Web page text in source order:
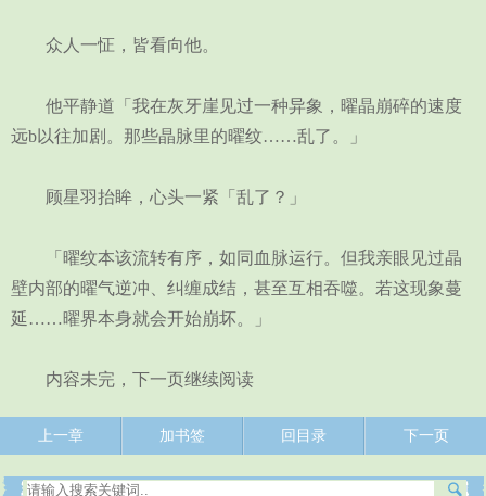
众人一怔，皆看向他。
他平静道「我在灰牙崖见过一种异象，曜晶崩碎的速度
远b以往加剧。那些晶脉里的曜纹……乱了。」
顾星羽抬眸，心头一紧「乱了？」
「曜纹本该流转有序，如同血脉运行。但我亲眼见过晶
壁内部的曜气逆冲、纠缠成结，甚至互相吞噬。若这现象蔓
延……曜界本身就会开始崩坏。」
内容未完，下一页继续阅读
上一章 加书签 回目录 下一页